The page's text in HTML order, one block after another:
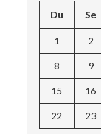
Du Se
1 2
8 9
15 16
22 23